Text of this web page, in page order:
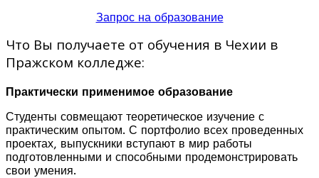
Запрос на образование
Что Вы получаете от обучения в Чехии в
Пражском колледже:
Практически применимое образование
Студенты совмещают теоретическое изучение с
практическим опытом. С портфолио всех проведенных
проектах, выпускники вступают в мир работы
подготовленными и способными продемонстрировать
свои умения.